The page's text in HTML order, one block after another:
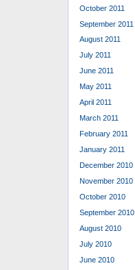
October 2011
September 2011
August 2011
July 2011
June 2011
May 2011
April 2011
March 2011
February 2011
January 2011
December 2010
November 2010
October 2010
September 2010
August 2010
July 2010
June 2010